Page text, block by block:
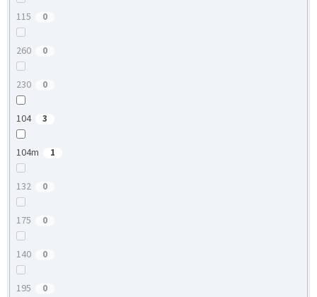
115 0
260 0
230 0
104 3
104m 1
132 0
175 0
140 0
195 0